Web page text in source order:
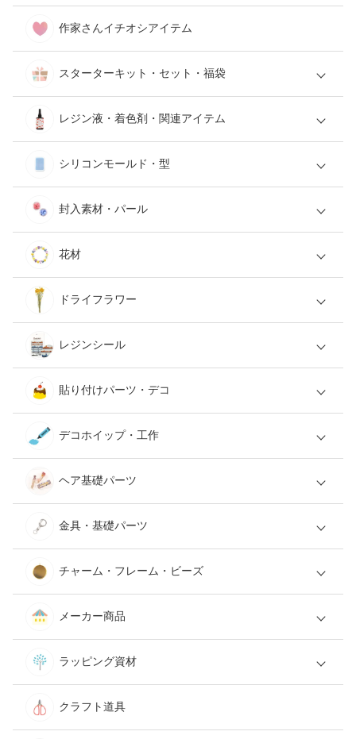
作家さんイチオシアイテム
スターターキット・セット・福袋
レジン液・着色剤・関連アイテム
シリコンモールド・型
封入素材・パール
花材
ドライフラワー
レジンシール
貼り付けパーツ・デコ
デコホイップ・工作
ヘア基礎パーツ
金具・基礎パーツ
チャーム・フレーム・ビーズ
メーカー商品
ラッピング資材
クラフト道具